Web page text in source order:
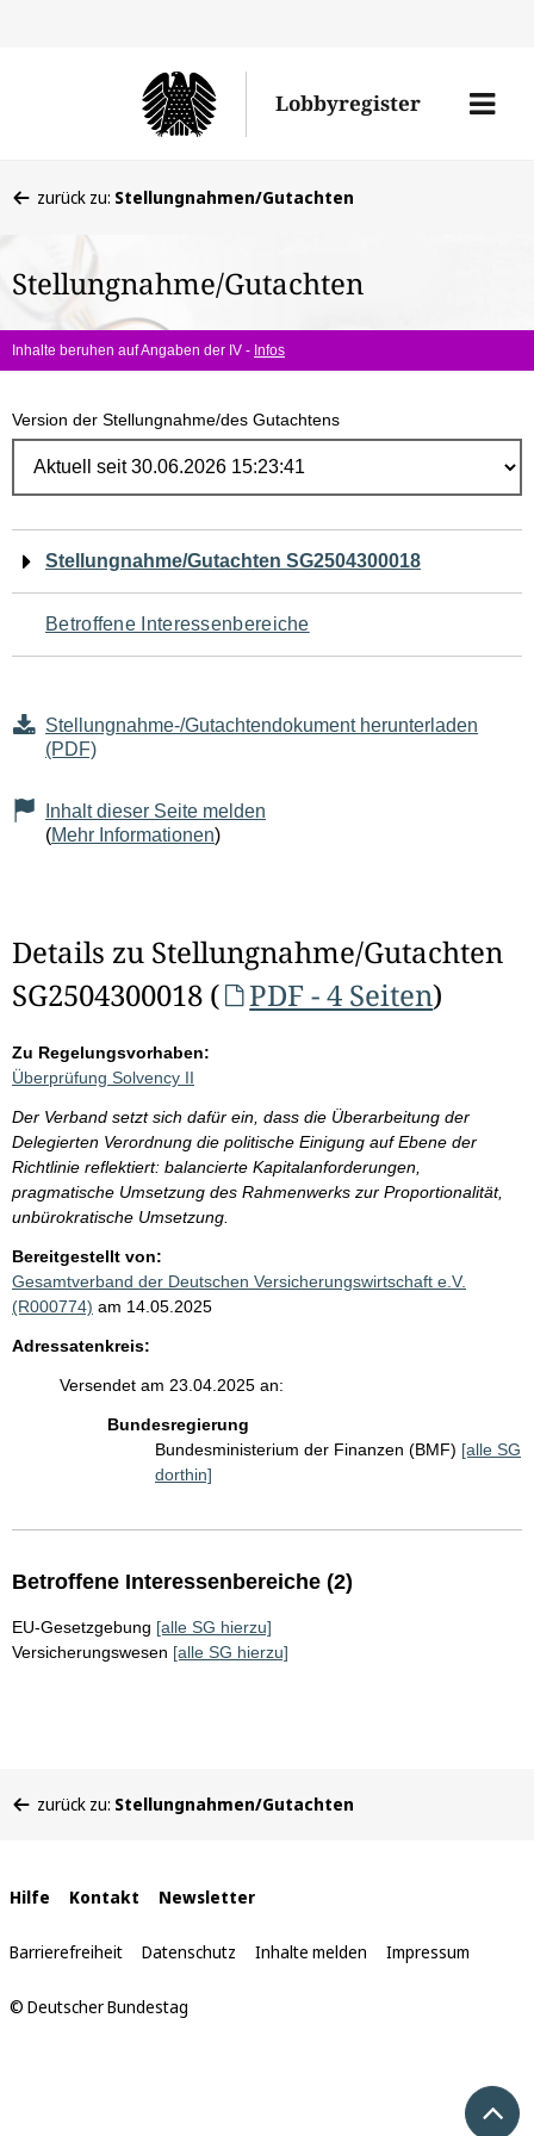
Lobbyregister
Menü
befinden
hier:
zurück zu: Stellungnahmen/Gutachten
Stellungnahme/Gutachten
Inhalte beruhen auf Angaben der IV - Infos
Version der Stellungnahme/des Gutachtens
Navigation
für
den
Seiteninhalt
Stellungnahme/Gutachten SG2504300018
Betroffene Interessenbereiche
Stellungnahme-/Gutachtendokument herunterladen
(PDF)
Inhalt dieser Seite melden
(Mehr Informationen)
Details zu Stellungnahme/Gutachten
SG2504300018 (
PDF - 4 Seiten)
Zu Regelungsvorhaben:
Überprüfung Solvency II
Der Verband setzt sich dafür ein, dass die Überarbeitung der
Delegierten Verordnung die politische Einigung auf Ebene der
Richtlinie reflektiert: balancierte Kapitalanforderungen,
pragmatische Umsetzung des Rahmenwerks zur Proportionalität,
unbürokratische Umsetzung.
Bereitgestellt von:
Gesamtverband der Deutschen Versicherungswirtschaft e.V.
(R000774) am 14.05.2025
Adressatenkreis:
Versendet am 23.04.2025 an:
Bundesregierung
Bundesministerium der Finanzen (BMF) [alle SG
dorthin]
Betroffene Interessenbereiche (2)
EU-Gesetzgebung [alle SG hierzu]
Versicherungswesen [alle SG hierzu]
befinden
zurück zu: Stellungnahmen/Gutachten
Interne
Links
Hilfe Kontakt Newsletter
Barrierefreiheit Datenschutz Inhalte melden Impressum
© Deutscher Bundestag